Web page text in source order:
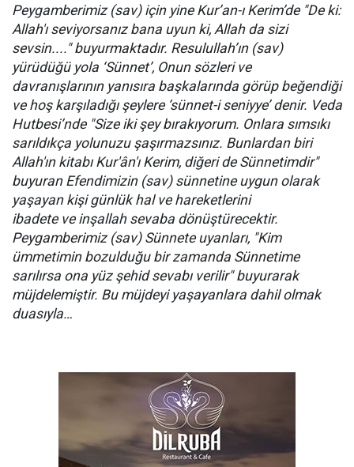
Peygamberimiz (sav) için yine Kur’an-ı Kerim’de "De ki:
Allah'ı seviyorsanız bana uyun ki, Allah da sizi
sevsin...." buyurmaktadır. Resulullah’ın (sav)
yürüdüğü yola ‘Sünnet’, Onun sözleri ve
davranışlarının yanısıra başkalarında görüp beğendiği
ve hoş karşıladığı şeylere ‘sünnet-i seniyye’ denir. Veda
Hutbesi’nde "Size iki şey bırakıyorum. Onlara sımsıkı
sarıldıkça yolunuzu şaşırmazsınız. Bunlardan biri
Allah'ın kitabı Kur'ân'ı Kerim, diğeri de Sünnetimdir"
buyuran Efendimizin (sav) sünnetine uygun olarak
yaşayan kişi günlük hal ve hareketlerini
ibadete ve inşallah sevaba dönüştürecektir.
Peygamberimiz (sav) Sünnete uyanları, "Kim
ümmetimin bozulduğu bir zamanda Sünnetime
sarılırsa ona yüz şehid sevabı verilir" buyurarak
müjdelemiştir. Bu müjdeyi yaşayanlara dahil olmak
duasıyla…